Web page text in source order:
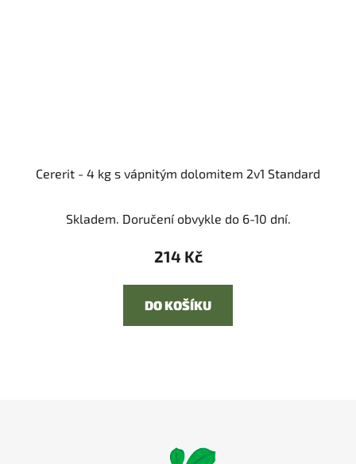
Cererit - 4 kg s vápnitým dolomitem 2v1 Standard
Skladem. Doručení obvykle do 6-10 dní.
214 Kč
DO KOŠÍKU